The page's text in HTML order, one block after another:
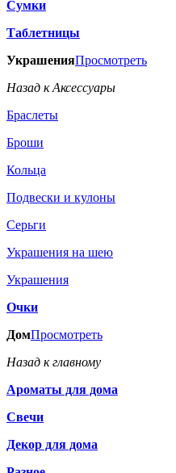
Сумки
Таблетницы
УкрашенияПросмотреть
Назад к Аксессуары
Браслеты
Броши
Кольца
Подвески и кулоны
Серьги
Украшения на шею
Украшения
Очки
ДомПросмотреть
Назад к главному
Ароматы для дома
Свечи
Декор для дома